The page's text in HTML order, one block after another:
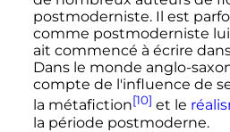
postmoderniste. Il est
comme postmoderniste
ait commencé à écrire
Dans le monde anglo-
compte de l'influence de
la métafiction[10] et le
la période postmoderne.